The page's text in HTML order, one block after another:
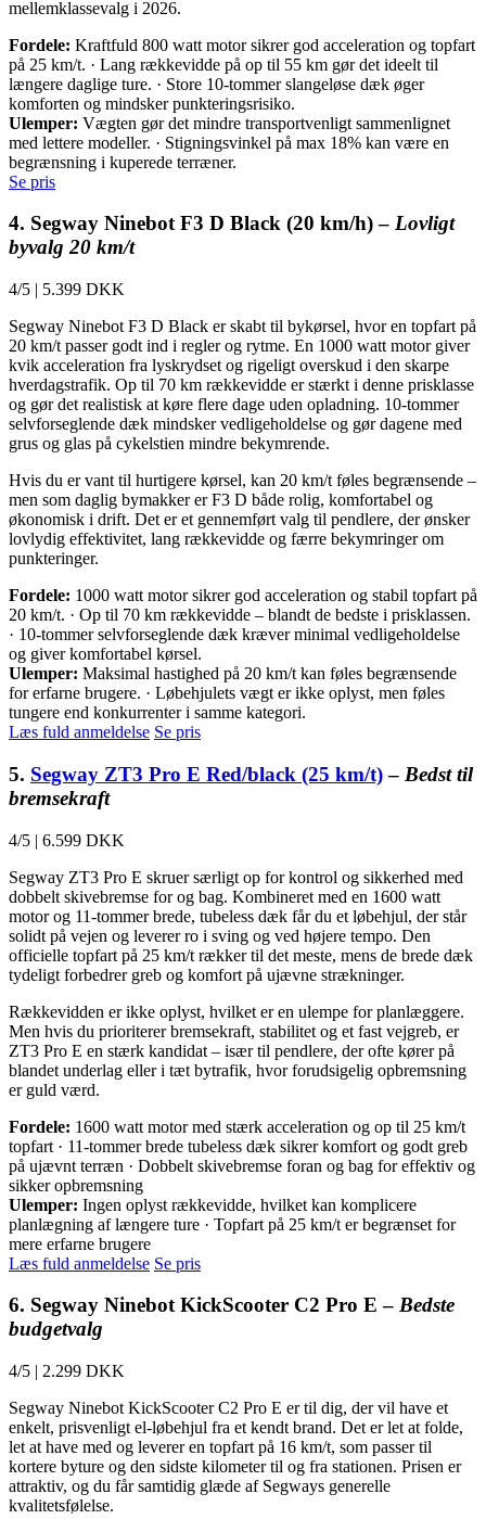
mellemklassevalg i 2026.
Fordele: Kraftfuld 800 watt motor sikrer god acceleration og topfart
på 25 km/t. · Lang rækkevidde på op til 55 km gør det ideelt til
længere daglige ture. · Store 10-tommer slangeløse dæk øger
komforten og mindsker punkteringsrisiko.
Ulemper: Vægten gør det mindre transportvenligt sammenlignet
med lettere modeller. · Stigningsvinkel på max 18% kan være en
begrænsning i kuperede terræner.
Se pris
4. Segway Ninebot F3 D Black (20 km/h) – Lovligt
byvalg 20 km/t
4/5 | 5.399 DKK
Segway Ninebot F3 D Black er skabt til bykørsel, hvor en topfart på
20 km/t passer godt ind i regler og rytme. En 1000 watt motor giver
kvik acceleration fra lyskrydset og rigeligt overskud i den skarpe
hverdagstrafik. Op til 70 km rækkevidde er stærkt i denne prisklasse
og gør det realistisk at køre flere dage uden opladning. 10-tommer
selvforseglende dæk mindsker vedligeholdelse og gør dagene med
grus og glas på cykelstien mindre bekymrende.
Hvis du er vant til hurtigere kørsel, kan 20 km/t føles begrænsende –
men som daglig bymakker er F3 D både rolig, komfortabel og
økonomisk i drift. Det er et gennemført valg til pendlere, der ønsker
lovlydig effektivitet, lang rækkevidde og færre bekymringer om
punkteringer.
Fordele: 1000 watt motor sikrer god acceleration og stabil topfart på
20 km/t. · Op til 70 km rækkevidde – blandt de bedste i prisklassen.
· 10-tommer selvforseglende dæk kræver minimal vedligeholdelse
og giver komfortabel kørsel.
Ulemper: Maksimal hastighed på 20 km/t kan føles begrænsende
for erfarne brugere. · Løbehjulets vægt er ikke oplyst, men føles
tungere end konkurrenter i samme kategori.
Læs fuld anmeldelse Se pris
5. Segway ZT3 Pro E Red/black (25 km/t)– Bedst til
bremsekraft
4/5 | 6.599 DKK
Segway ZT3 Pro E skruer særligt op for kontrol og sikkerhed med
dobbelt skivebremse for og bag. Kombineret med en 1600 watt
motor og 11-tommer brede, tubeless dæk får du et løbehjul, der står
solidt på vejen og leverer ro i sving og ved højere tempo. Den
officielle topfart på 25 km/t rækker til det meste, mens de brede dæk
tydeligt forbedrer greb og komfort på ujævne strækninger.
Rækkevidden er ikke oplyst, hvilket er en ulempe for planlæggere.
Men hvis du prioriterer bremsekraft, stabilitet og et fast vejgreb, er
ZT3 Pro E en stærk kandidat – især til pendlere, der ofte kører på
blandet underlag eller i tæt bytrafik, hvor forudsigelig opbremsning
er guld værd.
Fordele: 1600 watt motor med stærk acceleration og op til 25 km/t
topfart · 11-tommer brede tubeless dæk sikrer komfort og godt greb
på ujævnt terræn · Dobbelt skivebremse foran og bag for effektiv og
sikker opbremsning
Ulemper: Ingen oplyst rækkevidde, hvilket kan komplicere
planlægning af længere ture · Topfart på 25 km/t er begrænset for
mere erfarne brugere
Læs fuld anmeldelse Se pris
6. Segway Ninebot KickScooter C2 Pro E – Bedste
budgetvalg
4/5 | 2.299 DKK
Segway Ninebot KickScooter C2 Pro E er til dig, der vil have et
enkelt, prisvenligt el-løbehjul fra et kendt brand. Det er let at folde,
let at have med og leverer en topfart på 16 km/t, som passer til
kortere byture og den sidste kilometer til og fra stationen. Prisen er
attraktiv, og du får samtidig glæde af Segways generelle
kvalitetsfølelse.